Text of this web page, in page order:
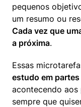
pequenos
Cada vez que
a próxima.
Essas
estudo em
acontecendo aos
sempre que